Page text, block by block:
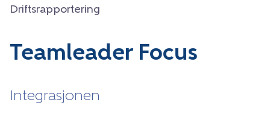
Driftsrapportering
Teamleader Focus
Integrasjonen